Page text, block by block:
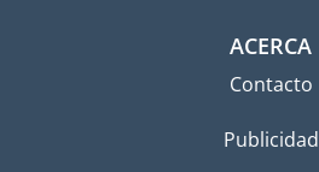
ACERCA
Contacto
Publicidad